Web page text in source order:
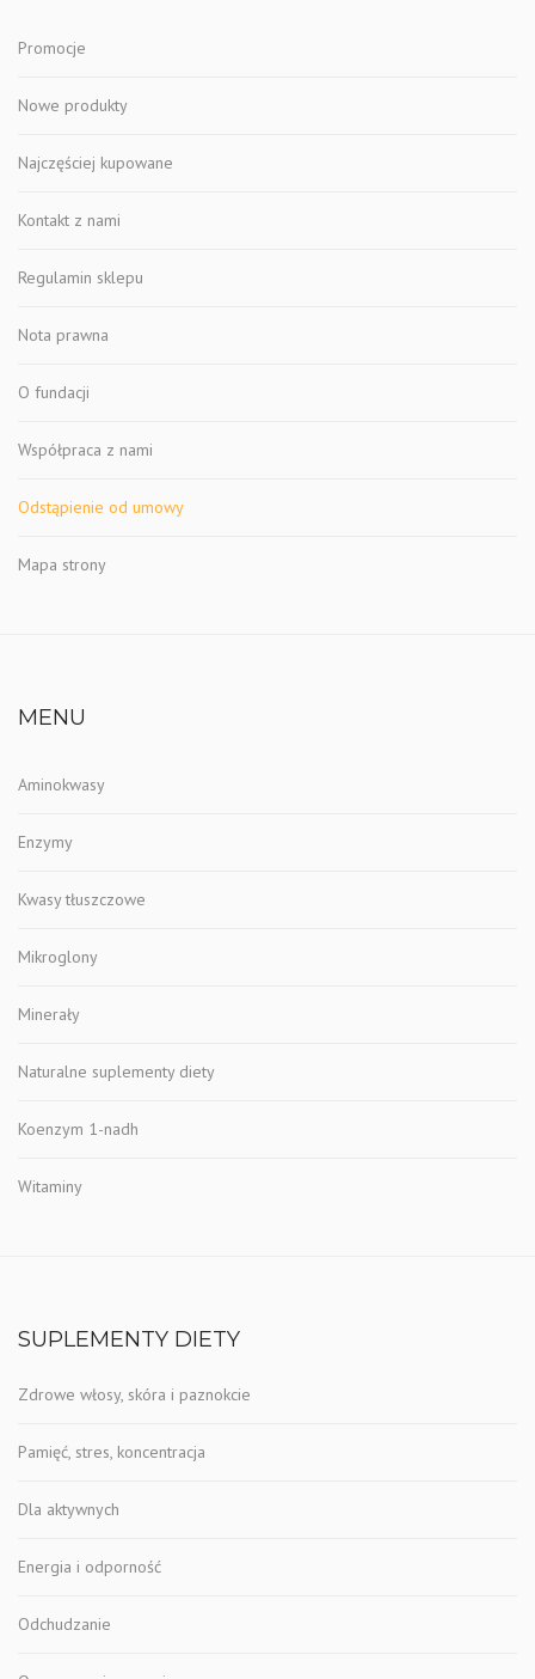
Promocje
Nowe produkty
Najczęściej kupowane
Kontakt z nami
Regulamin sklepu
Nota prawna
O fundacji
Współpraca z nami
Odstąpienie od umowy
Mapa strony
MENU
Aminokwasy
Enzymy
Kwasy tłuszczowe
Mikroglony
Minerały
Naturalne suplementy diety
Koenzym 1-nadh
Witaminy
SUPLEMENTY DIETY
Zdrowe włosy, skóra i paznokcie
Pamięć, stres, koncentracja
Dla aktywnych
Energia i odporność
Odchudzanie